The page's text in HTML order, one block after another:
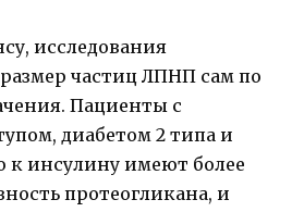
исследования
частиц ЛПНП сам по
Пациенты с
диабетом 2 типа и
к инсулину имеют более
протеогликана, и